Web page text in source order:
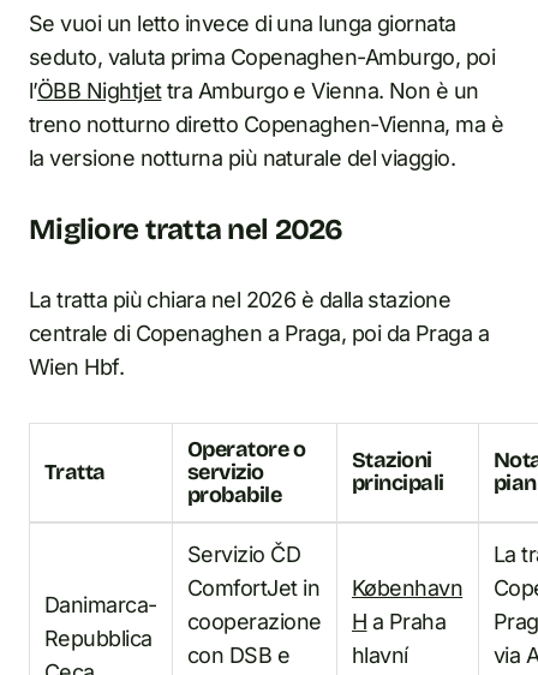
Se vuoi un letto invece di una lunga giornata
seduto, valuta prima Copenaghen-Amburgo, poi
l’ÖBB Nightjettra Amburgo e Vienna. Non è un
treno notturno diretto Copenaghen-Vienna, ma è
la versione notturna più naturale del viaggio.
Migliore tratta nel 2026
La tratta più chiara nel 2026 è dalla stazione
centrale di Copenaghen a Praga, poi da Praga a
Wien Hbf.
Tratta
Operatore o
servizio
probabile
Stazioni
principali
Danimarca-
Repubblica
Servizio ČD
ComfortJet in
cooperazione
con DSB e
København
H a Praha
hlavní
La
via